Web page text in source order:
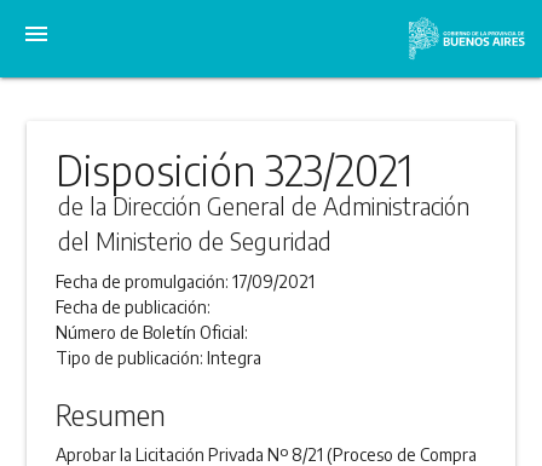
menu
Disposición 323/2021
de la Dirección General de Administración
del Ministerio de Seguridad
Fecha de promulgación:17/09/2021
Fecha de publicación:
Número de Boletín Oficial:
Tipo de publicación:Integra
Resumen
Aprobar la Licitación Privada Nº 8/21 (Proceso de Compra